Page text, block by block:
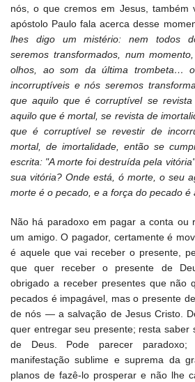
nós, o que cremos em Jesus, também
apóstolo Paulo fala acerca desse
lhes digo um mistério: nem todos
seremos transformados, num
olhos, ao som da última trombeta…
incorruptíveis e nós seremos
que aquilo que é corruptível se
aquilo que é mortal, se revista de
que é corruptível se revestir de
mortal, de imortalidade, então se
escrita: "A morte foi destruída pela
sua vitória? Onde está, ó morte, o seu
morte é o pecado, e a força do pecado é
Não há paradoxo em pagar a conta ou
um amigo. O pagador, certamente é
é aquele que vai receber o presente,
que quer receber o presente de
obrigado a receber presentes que não
pecados é impagável, mas o presente
de nós — a salvação de Jesus Cristo.
quer entregar seu presente; resta saber
de Deus. Pode parecer
manifestação sublime e suprema da
planos de fazê-lo prosperar e não lhe